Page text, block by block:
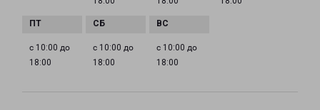
с 10:00 до
18:00
с 10:00 до
18:00
с 10:00 до
18:00